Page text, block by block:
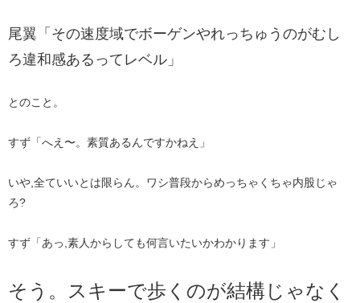
尾翼「その速度域でボーゲンやれっちゅうのがむし
ろ違和感あるってレベル」
とのこと。​
すず「へえ〜。素質あるんですかねえ」
いや,全ていいとは限らん。ワシ普段からめっちゃくちゃ内股じゃ
ろ?
すず「あっ,素人からしても何言いたいかわかります」
そう。スキーで歩くのが結構じゃなく